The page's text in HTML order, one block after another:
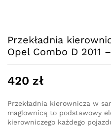
Przekładnia
Opel Combo D 2011
420 zł
Przekładnia kierownicza w
maglownicą to podstawowy
kierowniczego każdego